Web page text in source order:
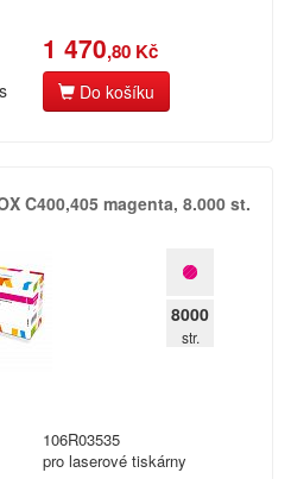
1 470,80 Kč
Do košíku
C400,​405 magenta,​ 8.​000 st.​
8000
str.
106R03535
pro laserové tiskárny